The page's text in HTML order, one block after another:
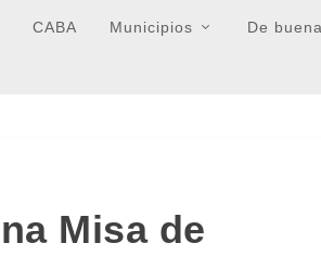
CABA Municipios De
Misa de